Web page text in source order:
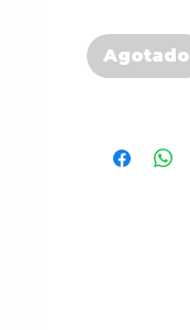
Agotado